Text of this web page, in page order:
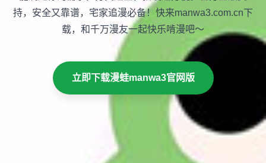
持，安全又靠谱，宅家追漫必备！快来manwa3.com.cn下
载，和千万漫友一起快乐啃漫吧～
立即下载漫蛙manwa3官网版